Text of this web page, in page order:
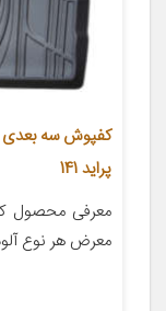
پراید 141
معرفی محصول
معرض هر نوع